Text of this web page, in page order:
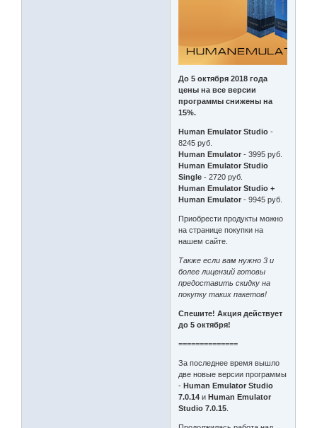
До 5 октября 2018 года
цены на все версии
программы снижены на
15%.
Human Emulator Studio -
8245 руб.
Human Emulator - 3995 руб.
Human Emulator Studio
Single - 2720 руб.
Human Emulator Studio +
Human Emulator - 9945 руб.
Приобрести продукты можно
на странице покупки на
нашем сайте.
Также если вам нужно 3 и
более лицензий готовы
предоставить скидку на
покупку таких пакетов!
Спешите! Акция действует
до 5 октября!
==============
За последнее время вышло
две новые версии программы
-Human Emulator Studio
7.0.14 иHuman Emulator
Studio 7.0.15